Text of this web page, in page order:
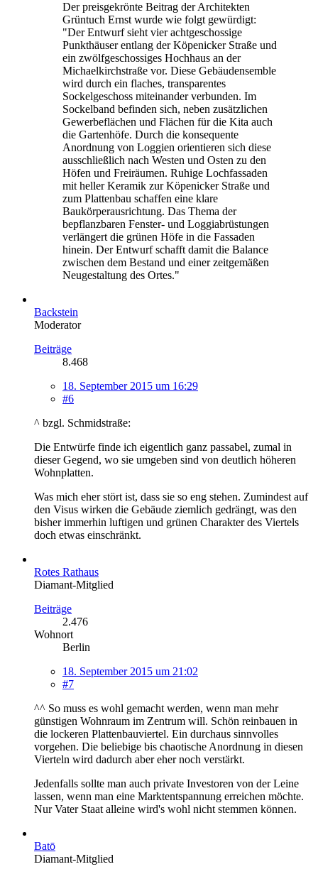
Der preisgekrönte Beitrag der Architekten
Grüntuch Ernst wurde wie folgt gewürdigt:
"Der Entwurf sieht vier achtgeschossige
Punkthäuser entlang der Köpenicker Straße und
ein zwölfgeschossiges Hochhaus an der
Michaelkirchstraße vor. Diese Gebäudensemble
wird durch ein flaches, transparentes
Sockelgeschoss miteinander verbunden. Im
Sockelband befinden sich, neben zusätzlichen
Gewerbeflächen und Flächen für die Kita auch
die Gartenhöfe. Durch die konsequente
Anordnung von Loggien orientieren sich diese
ausschließlich nach Westen und Osten zu den
Höfen und Freiräumen. Ruhige Lochfassaden
mit heller Keramik zur Köpenicker Straße und
zum Plattenbau schaffen eine klare
Baukörperausrichtung. Das Thema der
bepflanzbaren Fenster- und Loggiabrüstungen
verlängert die grünen Höfe in die Fassaden
hinein. Der Entwurf schafft damit die Balance
zwischen dem Bestand und einer zeitgemäßen
Neugestaltung des Ortes."
Backstein
Moderator
Beiträge
8.468
18. September 2015 um 16:29
#6
^ bzgl. Schmidstraße:
Die Entwürfe finde ich eigentlich ganz passabel, zumal in
dieser Gegend, wo sie umgeben sind von deutlich höheren
Wohnplatten.
Was mich eher stört ist, dass sie so eng stehen. Zumindest auf
den Visus wirken die Gebäude ziemlich gedrängt, was den
bisher immerhin luftigen und grünen Charakter des Viertels
doch etwas einschränkt.
Rotes Rathaus
Diamant-Mitglied
Beiträge
2.476
Wohnort
Berlin
18. September 2015 um 21:02
#7
^^ So muss es wohl gemacht werden, wenn man mehr
günstigen Wohnraum im Zentrum will. Schön reinbauen in
die lockeren Plattenbauviertel. Ein durchaus sinnvolles
vorgehen. Die beliebige bis chaotische Anordnung in diesen
Vierteln wird dadurch aber eher noch verstärkt.
Jedenfalls sollte man auch private Investoren von der Leine
lassen, wenn man eine Marktentspannung erreichen möchte.
Nur Vater Staat alleine wird's wohl nicht stemmen können.
Batō
Diamant-Mitglied